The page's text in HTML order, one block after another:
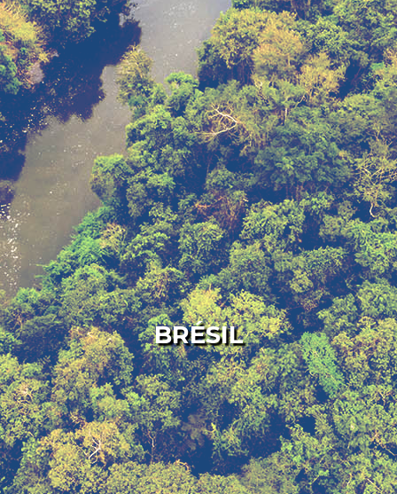
BRÉSIL